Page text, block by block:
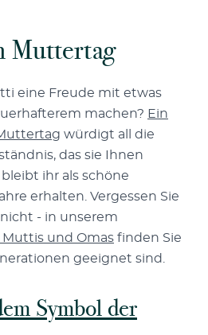
Muttertag
eine Freude mit etwas
machen? Ein
würdigt all die
das sie Ihnen
ihr als schöne
erhalten. Vergessen Sie
- in unserem
und Omas finden Sie
geeignet sind.
Symbol der